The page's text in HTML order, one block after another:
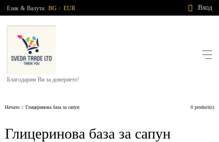
Език & Валута: BG / EUR Вход
Благодарим Ви за доверието!
Начало Глицеринова база за сапун 0 product(s)
Глицеринова база за сапун